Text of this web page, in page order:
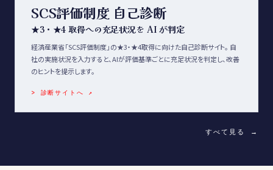
SCS評価制度 自己診断
★3・★4 取得への充足状況を AI が判定
経済産業省「SCS評価制度」の★3・★4取得に向けた自己診断サイト。 自
社の実施状況を入力すると、AIが評価基準ごとに充足状況を判定し、改善
のヒントを提示します。
> 診断サイトへ ↗
すべて見る →